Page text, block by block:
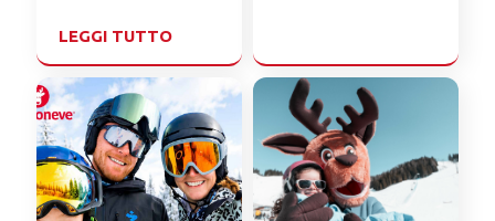
LEGGI TUTTO